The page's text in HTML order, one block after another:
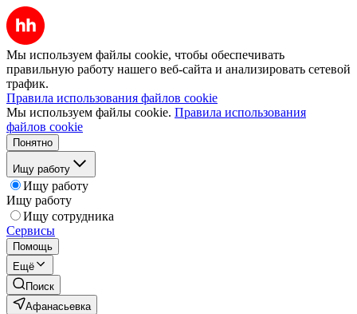
Мы используем файлы cookie, чтобы обеспечивать
правильную работу нашего веб-сайта и анализировать сетевой
трафик.
Правила использования файлов cookie
Мы используем файлы cookie. Правила использования
файлов cookie
Понятно
Ищу работу
Ищу работу
Ищу работу
Ищу сотрудника
Сервисы
Помощь
Ещё
Поиск
Афанасьевка